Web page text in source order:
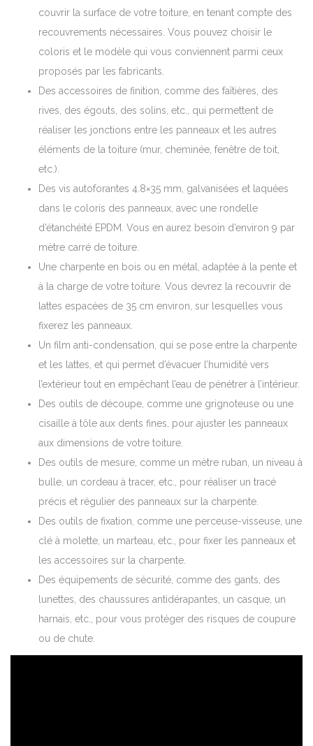
couvrir la surface de votre toiture, en tenant compte des
recouvrements nécessaires. Vous pouvez choisir le
coloris et le modèle qui vous conviennent parmi ceux
proposés par les fabricants.
Des accessoires de finition, comme des faîtières, des
rives, des égouts, des solins, etc., qui permettent de
réaliser les jonctions entre les panneaux et les autres
éléments de la toiture (mur, cheminée, fenêtre de toit,
etc.).
Des vis autoforantes 4.8×35 mm, galvanisées et laquées
dans le coloris des panneaux, avec une rondelle
d’étanchéité EPDM. Vous en aurez besoin d’environ 9 par
mètre carré de toiture.
Une charpente en bois ou en métal, adaptée à la pente et
à la charge de votre toiture. Vous devrez la recouvrir de
lattes espacées de 35 cm environ, sur lesquelles vous
fixerez les panneaux.
Un film anti-condensation, qui se pose entre la charpente
et les lattes, et qui permet d’évacuer l’humidité vers
l’extérieur tout en empêchant l’eau de pénétrer à l’intérieur.
Des outils de découpe, comme une grignoteuse ou une
cisaille à tôle aux dents fines, pour ajuster les panneaux
aux dimensions de votre toiture.
Des outils de mesure, comme un mètre ruban, un niveau à
bulle, un cordeau à tracer, etc., pour réaliser un tracé
précis et régulier des panneaux sur la charpente.
Des outils de fixation, comme une perceuse-visseuse, une
clé à molette, un marteau, etc., pour fixer les panneaux et
les accessoires sur la charpente.
Des équipements de sécurité, comme des gants, des
lunettes, des chaussures antidérapantes, un casque, un
harnais, etc., pour vous protéger des risques de coupure
ou de chute.